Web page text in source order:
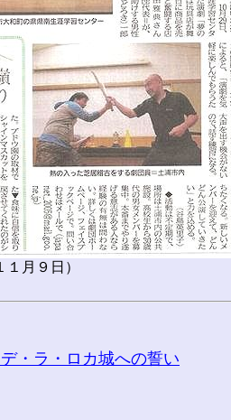
月９日）
・ラ・ロカ城への誓い